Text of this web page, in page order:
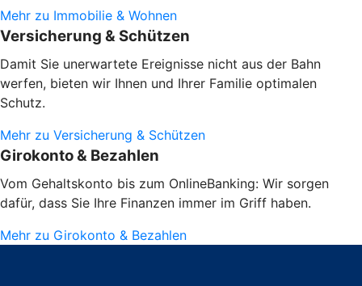
Mehr zu Immobilie & Wohnen
Versicherung & Schützen
Damit Sie unerwartete Ereignisse nicht aus der Bahn
werfen, bieten wir Ihnen und Ihrer Familie optimalen
Schutz.
Mehr zu Versicherung & Schützen
Girokonto & Bezahlen
Vom Gehaltskonto bis zum OnlineBanking: Wir sorgen
dafür, dass Sie Ihre Finanzen immer im Griff haben.
Mehr zu Girokonto & Bezahlen